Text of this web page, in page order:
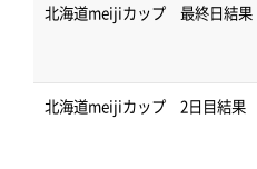
北海道meijiカップ 最終日結果
北海道meijiカップ 2日目結果